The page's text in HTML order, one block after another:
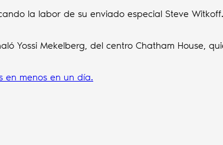
la labor de su enviado especial Steve Witkoff.
Yossi Mekelberg, del centro Chatham House,
en menos en un día.